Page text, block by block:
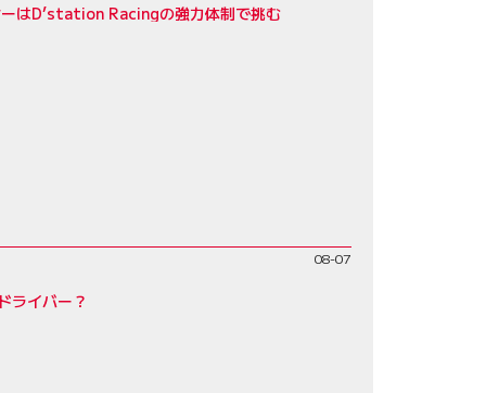
はD’station Racingの強力体制で挑む
08-07
ライバー？